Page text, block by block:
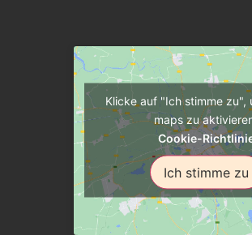
Klicke auf "Ich stimme zu",
maps zu
Cookie-
Ich stimme zu